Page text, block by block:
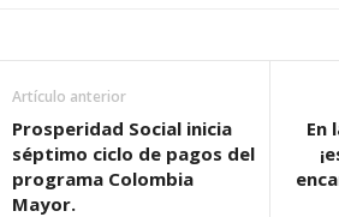
Artículo anterior
Prosperidad Social inicia
séptimo ciclo de pagos del
programa Colombia
Mayor.
En